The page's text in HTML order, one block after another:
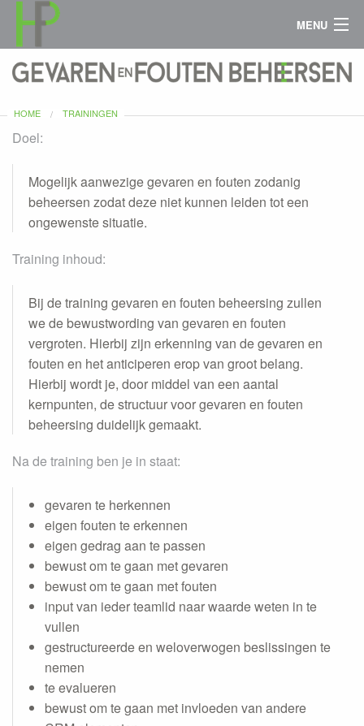
MENU
Home
Consultancy
Trainingen
Contact
MENU
Home
Consultancy
Trainingen
Contact
HOME TRAININGEN
Doel:
Mogelijk aanwezige gevaren en fouten zodanig
beheersen zodat deze niet kunnen leiden tot een
ongewenste situatie.
Training inhoud:
Bij de training gevaren en fouten beheersing zullen
we de bewustwording van gevaren en fouten
vergroten. Hierbij zijn erkenning van de gevaren en
fouten en het anticiperen erop van groot belang.
Hierbij wordt je, door middel van een aantal
kernpunten, de structuur voor gevaren en fouten
beheersing duidelijk gemaakt.
Na de training ben je in staat:
gevaren te herkennen
eigen fouten te erkennen
eigen gedrag aan te passen
bewust om te gaan met gevaren
bewust om te gaan met fouten
input van ieder teamlid naar waarde weten in te
vullen
gestructureerde en weloverwogen beslissingen te
nemen
te evalueren
bewust om te gaan met invloeden van andere